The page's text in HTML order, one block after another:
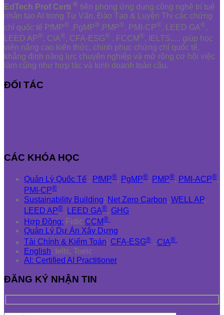
EdTech Prof Certi ® tiên phong ứng dụng công nghệ trí tuệ
nhân tạo AI trong Tư Vấn, Đào Tạo & Luyện Thi các chứng
chỉ quốc tế PfMP® ,PgMP®,PMP®, PMI-CP®, LEED GA®,
LEED AP®, CIA®, CFA-ESG® , FCCM®, IELTS,.... giúp học
viên nâng cao kiến thức, chinh phục chứng chỉ quốc tế,
khẳng định năng lực chuyên nghiệp và mở rộng cơ hội việc
làm cũng như hợp tác và kinh doanh toàn cầu.
ĐỐI TÁC
CÁC KHÓA HỌC
Quản Lý Quốc Tế : PfMP®, PgMP®, PMP®, PMI-ACP®,
PMI-CP®
Sustainability Building: Net Zero Carbon, WELL AP,
LEED AP® , LEED GA®, GHG
Hợp Đồng: Fidic CCM®
Quản Lý Dự Án Xây Dựng
Tài Chính & Kiểm Toán: CFA-ESG® , CIA®
English: Ielts, Toeic
AI: Certified AI Practitioner
ĐĂNG KÝ NHẬN TIN